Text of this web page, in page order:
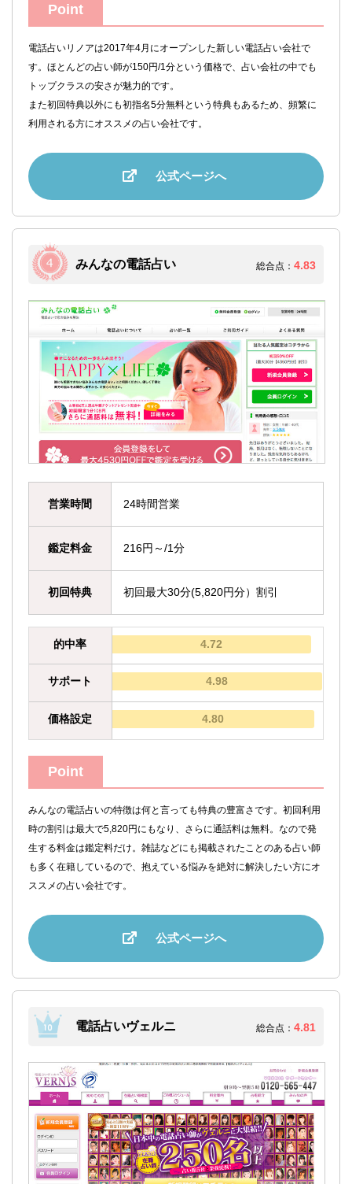
Point
電話占いリノアは2017年4月にオープンした新しい電話占い会社で
す。ほとんどの占い師が150円/1分という価格で、占い会社の中でも
トップクラスの安さが魅力的です。
また初回特典以外にも初指名5分無料という特典もあるため、頻繁に
利用される方にオススメの占い会社です。
公式ページへ
みんなの電話占い 総合点： 4.83
営業時間 24時間営業
鑑定料金 216円～/1分
初回特典 初回最大30分(5,820円分）割引
的中率 4.72
サポート 4.98
価格設定 4.80
Point
みんなの電話占いの特徴は何と言っても特典の豊富さです。初回利用
時の割引は最大で5,820円にもなり、さらに通話料は無料。なので発
生する料金は鑑定料だけ。雑誌などにも掲載されたことのある占い師
も多く在籍しているので、抱えている悩みを絶対に解決したい方にオ
ススメの占い会社です。
公式ページへ
電話占いヴェルニ 総合点： 4.81